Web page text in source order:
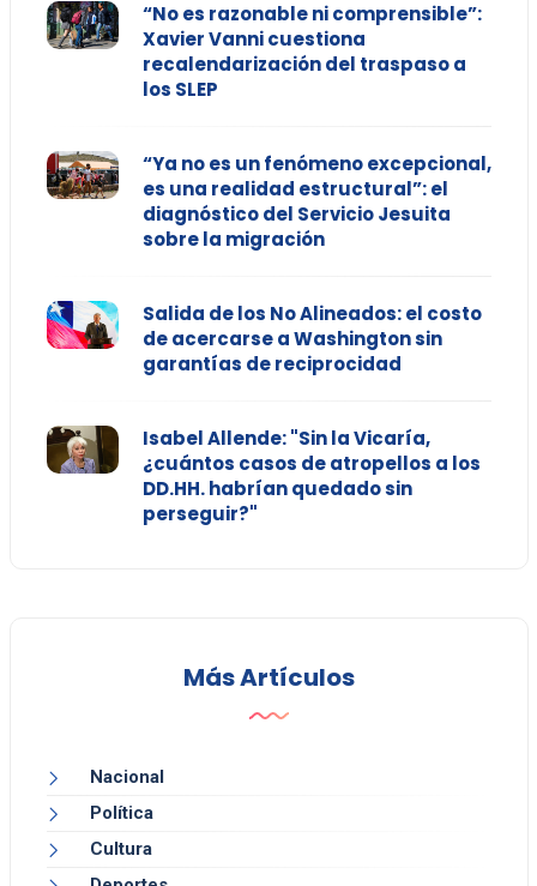
“No es razonable ni comprensible”:
Xavier Vanni cuestiona
recalendarización del traspaso a
los SLEP
“Ya no es un fenómeno excepcional,
es una realidad estructural”: el
diagnóstico del Servicio Jesuita
sobre la migración
Salida de los No Alineados: el costo
de acercarse a Washington sin
garantías de reciprocidad
Isabel Allende: "Sin la Vicaría,
¿cuántos casos de atropellos a los
DD.HH. habrían quedado sin
perseguir?"
Más Artículos
Nacional
Política
Cultura